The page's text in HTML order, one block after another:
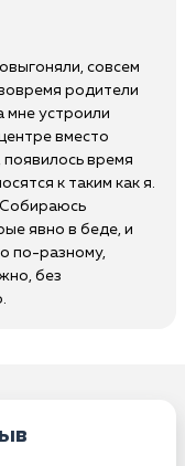
совсем
родители
мне устроили
вместо
появилось время
к таким как я.
Собираюсь
явно в беде, и
по-разному,
без